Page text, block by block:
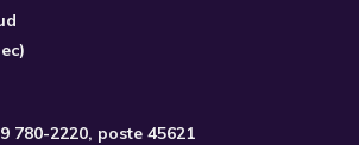
780-2220, poste 45621